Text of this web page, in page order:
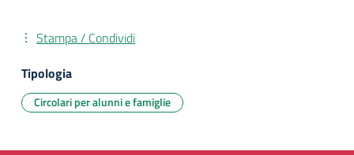
Stampa / Condividi
Tipologia
Circolari per alunni e famiglie